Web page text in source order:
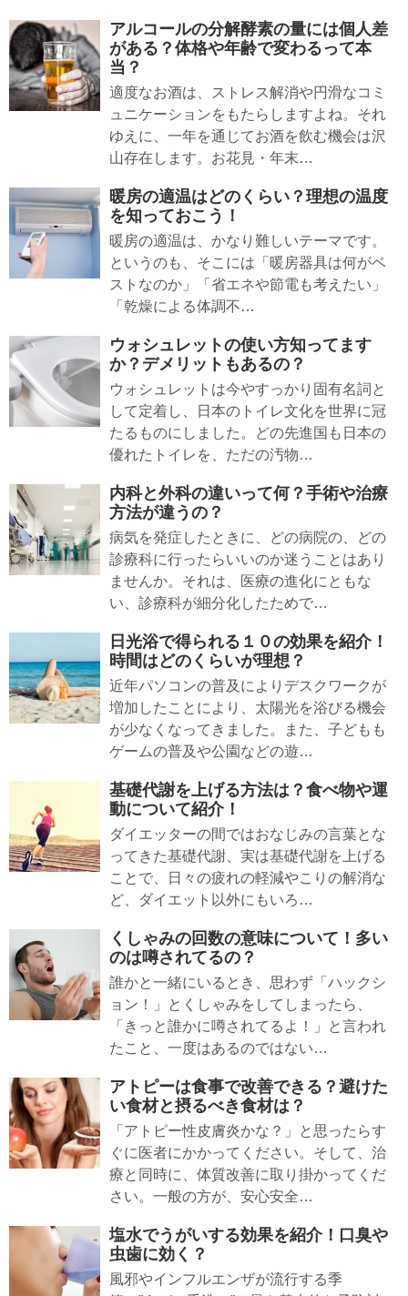
アルコールの分解酵素の量には個人差
がある？体格や年齢で変わるって本
当？
適度なお酒は、ストレス解消や円滑なコミ
ュニケーションをもたらしますよね。それ
ゆえに、一年を通じてお酒を飲む機会は沢
山存在します。お花見・年末…
暖房の適温はどのくらい？理想の温度
を知っておこう！
暖房の適温は、かなり難しいテーマです。
というのも、そこには「暖房器具は何がベ
ストなのか」「省エネや節電も考えたい」
「乾燥による体調不…
ウォシュレットの使い方知ってます
か？デメリットもあるの？
ウォシュレットは今やすっかり固有名詞と
して定着し、日本のトイレ文化を世界に冠
たるものにしました。どの先進国も日本の
優れたトイレを、ただの汚物…
内科と外科の違いって何？手術や治療
方法が違うの？
病気を発症したときに、どの病院の、どの
診療科に行ったらいいのか迷うことはあり
ませんか。それは、医療の進化にともな
い、診療科が細分化したためで…
日光浴で得られる１０の効果を紹介！
時間はどのくらいが理想？
近年パソコンの普及によりデスクワークが
増加したことにより、太陽光を浴びる機会
が少なくなってきました。また、子どもも
ゲームの普及や公園などの遊…
基礎代謝を上げる方法は？食べ物や運
動について紹介！
ダイエッターの間ではおなじみの言葉とな
ってきた基礎代謝、実は基礎代謝を上げる
ことで、日々の疲れの軽減やこりの解消な
ど、ダイエット以外にもいろ…
くしゃみの回数の意味について！多い
のは噂されてるの？
誰かと一緒にいるとき、思わず「ハックシ
ョン！」とくしゃみをしてしまったら、
「きっと誰かに噂されてるよ！」と言われ
たこと、一度はあるのではない…
アトピーは食事で改善できる？避けた
い食材と摂るべき食材は？
「アトピー性皮膚炎かな？」と思ったらす
ぐに医者にかかってください。そして、治
療と同時に、体質改善に取り掛かってくだ
さい。一般の方が、安心安全…
塩水でうがいする効果を紹介！口臭や
虫歯に効く？
風邪やインフルエンザが流行する季